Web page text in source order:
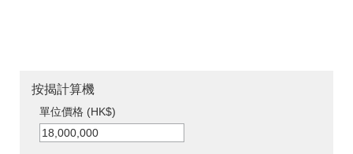
按揭計算機
單位價格 (HK$)